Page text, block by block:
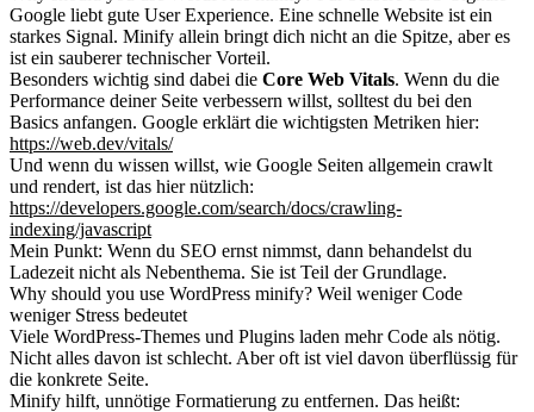
Google liebt gute User Experience. Eine schnelle Website ist ein
starkes Signal. Minify allein bringt dich nicht an die Spitze, aber es
ist ein sauberer technischer Vorteil.
Besonders wichtig sind dabei die Core Web Vitals. Wenn du die
Performance deiner Seite verbessern willst, solltest du bei den
Basics anfangen. Google erklärt die wichtigsten Metriken hier:
https://web.dev/vitals/
Und wenn du wissen willst, wie Google Seiten allgemein crawlt
und rendert, ist das hier nützlich:
https://developers.google.com/search/docs/crawling-
indexing/javascript
Mein Punkt: Wenn du SEO ernst nimmst, dann behandelst du
Ladezeit nicht als Nebenthema. Sie ist Teil der Grundlage.
Why should you use WordPress minify? Weil weniger Code
weniger Stress bedeutet
Viele WordPress-Themes und Plugins laden mehr Code als nötig.
Nicht alles davon ist schlecht. Aber oft ist viel davon überflüssig für
die konkrete Seite.
Minify hilft, unnötige Formatierung zu entfernen. Das heißt: